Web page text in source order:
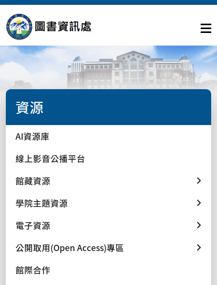
資源
AI資源庫
線上影音公播平台
館藏資源
學院主題資源
電子資源
公開取用(Open Access)專區
館際合作